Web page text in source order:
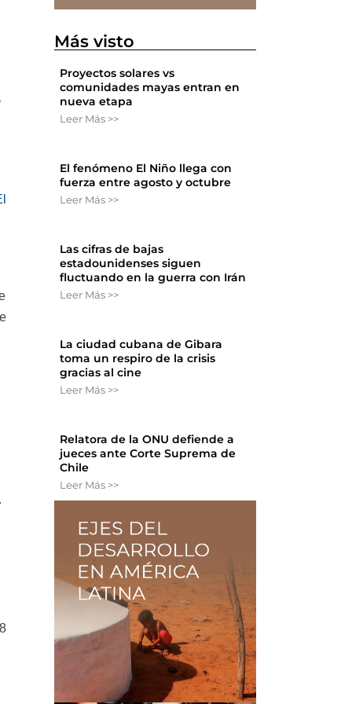
Más visto
Proyectos solares vs
comunidades mayas entran en
nueva etapa
Leer Más >>
El fenómeno El Niño llega con
fuerza entre agosto y octubre
Leer Más >>
Las cifras de bajas
estadounidenses siguen
fluctuando en la guerra con Irán
Leer Más >>
La ciudad cubana de Gibara
toma un respiro de la crisis
gracias al cine
Leer Más >>
Relatora de la ONU defiende a
jueces ante Corte Suprema de
Chile
Leer Más >>